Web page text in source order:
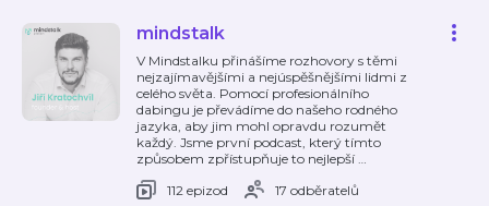
mindstalk
V Mindstalku přinášíme rozhovory s těmi
nejzajímavějšími a nejúspěšnějšími lidmi z
celého světa. Pomocí profesionálního
dabingu je převádíme do našeho rodného
jazyka, aby jim mohl opravdu rozumět
každý. Jsme první podcast, který tímto
způsobem zpřístupňuje to nejlepší …
112 epizod
17 odběratelů